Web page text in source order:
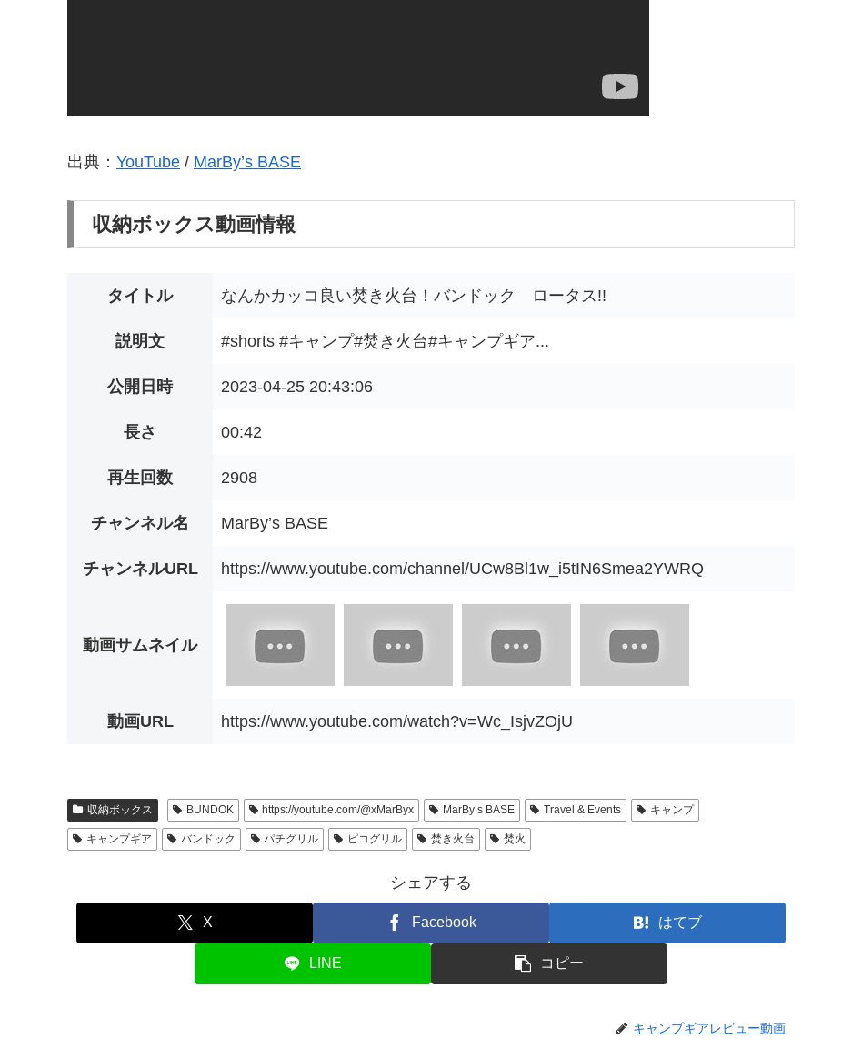
出典： YouTube / MarBy’s BASE
収納ボックス動画情報
タイトル なんかカッコ良い焚き火台！バンドック ロータス!!
説明文 #shorts #キャンプ#焚き火台#キャンプギア...
公開日時 2023-04-25 20:43:06
長さ 00:42
再生回数 2908
チャンネル名 MarBy’s BASE
チャンネルURL https://www.youtube.com/channel/UCw8Bl1w_i5tIN6Smea2YWRQ
動画サムネイル
動画URL https://www.youtube.com/watch?v=Wc_IsjvZOjU
収納ボックス BUNDOK https://youtube.com/@xMarByx MarBy’s BASE Travel & Events キャンプ
キャンプギア バンドック パチグリル ピコグリル 焚き火台 焚火
シェアする
X Facebook はてブ
LINE コピー
キャンプギアレビュー動画